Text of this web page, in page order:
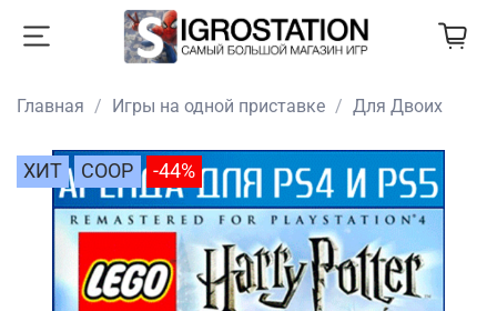
Главная Игры на одной приставке Для Двоих
ХИТ COOP -44%